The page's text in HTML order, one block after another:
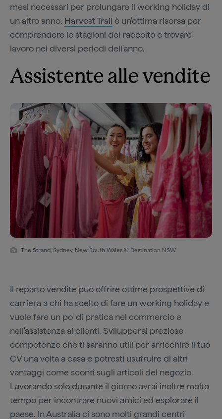
mesi necessari per prolungare il working holiday di
un altro anno. Harvest Trail è un'ottima risorsa per
comprendere le stagioni del raccolto e trovare
lavoro nei diversi periodi dell'anno.
Assistente alle vendite
The Strand, Sydney, New South Wales © Destination NSW
Il reparto vendite può offrire ottime prospettive di
carriera a chi ha scelto di fare un working holiday e
vuole fare un po' di pratica nel commercio e
nell'assistenza ai clienti. Svilupperai preziose
competenze che ti saranno utili per arricchire il tuo
CV una volta a casa e potresti usufruire di altri
vantaggi come sconti sugli articoli del negozio.
Lavorando solo durante il giorno avrai inoltre molto
tempo per incontrare nuovi amici ed esplorare il
paese. In Australia ci sono molti grandi centri